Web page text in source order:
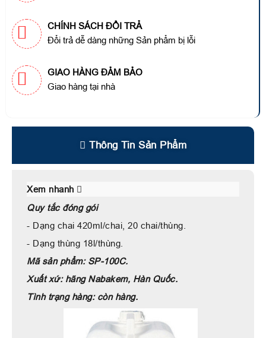
CHÍNH SÁCH ĐỔI TRẢ
Đổi trả dễ dàng những Sản phẩm bị lỗi
GIAO HÀNG ĐẢM BẢO
Giao hàng tại nhà
Thông Tin Sản Phẩm
Xem nhanh
Quy tắc đóng gói
- Dạng chai 420ml/chai, 20 chai/thùng.
- Dạng thùng 18l/thùng.
Mã sản phẩm: SP-100C.
Xuất xứ: hãng Nabakem, Hàn Quốc.
Tình trạng hàng: còn hàng.